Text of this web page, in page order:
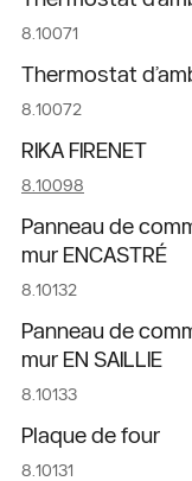
8.10071
Thermostat
8.10072
RIKA FIRENET
8.10098
Panneau de
mur ENCASTRÉ
8.10132
Panneau de
mur EN SAILLIE
8.10133
Plaque de four
8.10131